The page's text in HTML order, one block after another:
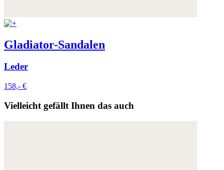
Gladiator-Sandalen
Leder
158,- €
Vielleicht gefällt Ihnen das auch